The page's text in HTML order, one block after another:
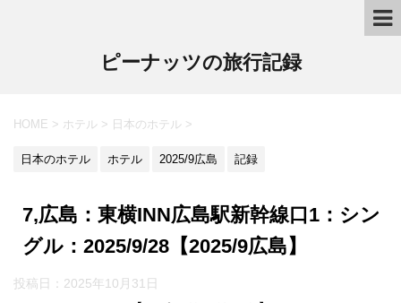
ピーナッツの旅行記録
HOME > ホテル > 日本のホテル >
日本のホテル ホテル 2025/9広島 記録
7,広島：東横INN広島駅新幹線口1：シン
グル：2025/9/28【2025/9広島】
投稿日：2025年10月31日